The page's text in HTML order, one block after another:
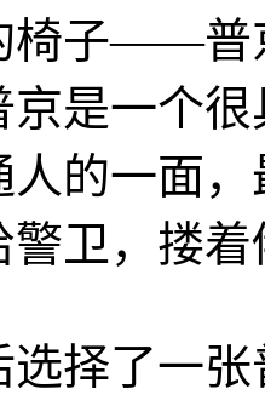
椅子——
京是一个
人的一面
警卫，搂
选择了一